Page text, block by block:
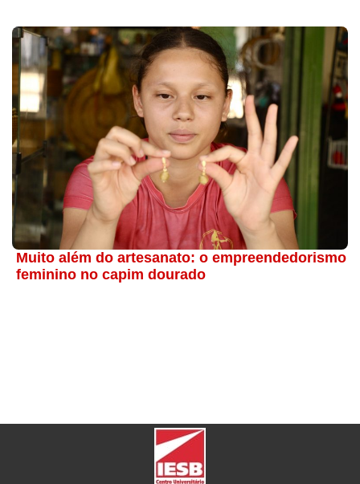
Muito além do artesanato: o empreendedorismo
feminino no capim dourado